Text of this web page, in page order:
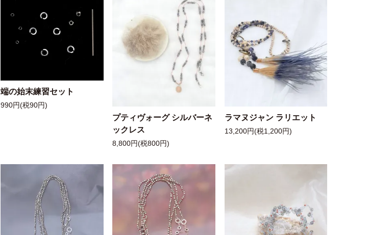
端の始末練習セット
990円(税90円)
プティヴォーグ シルバーネ
ックレス
8,800円(税800円)
ラマヌジャン ラリエット
13,200円(税1,200円)